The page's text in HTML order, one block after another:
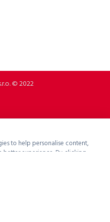
© 2022
to help personalise content,
better experience. By clicking